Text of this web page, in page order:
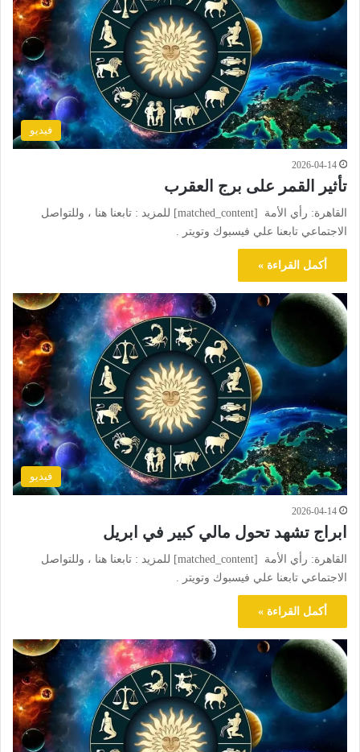
فيديو
2026-04-14
تأثير القمر على برج العقرب
القاهرة: رأي الأمة [matched_content] للمزيد : تابعنا هنا ، وللتواصل
الاجتماعي تابعنا علي فيسبوك وتويتر .
أكمل القراءة »
فيديو
2026-04-14
ابراج تشهد تحول مالي كبير في ابريل
القاهرة: رأي الأمة [matched_content] للمزيد : تابعنا هنا ، وللتواصل
الاجتماعي تابعنا علي فيسبوك وتويتر .
أكمل القراءة »